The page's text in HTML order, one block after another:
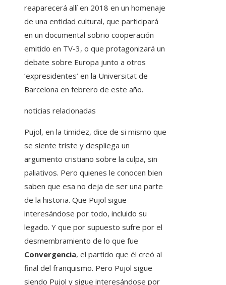
reaparecerá allí en 2018 en un homenaje
de una entidad cultural, que participará
en un documental sobrio cooperación
emitido en TV-3, o que protagonizará un
debate sobre Europa junto a otros
‘expresidentes’ en la Universitat de
Barcelona en febrero de este año.
noticias relacionadas
Pujol, en la timidez, dice de si mismo que
se siente triste y despliega un
argumento cristiano sobre la culpa, sin
paliativos. Pero quienes le conocen bien
saben que esa no deja de ser una parte
de la historia. Que Pujol sigue
interesándose por todo, incluido su
legado. Y que por supuesto sufre por el
desmembramiento de lo que fue
Convergencia, el partido que él creó al
final del franquismo. Pero Pujol sigue
siendo Pujol y sigue interesándose por